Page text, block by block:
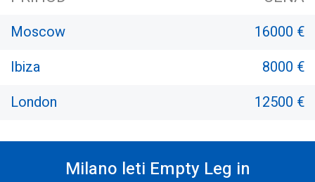
Moscow
16000 €
Ibiza
8000 €
London
12500 €
Milano leti Empty Leg in